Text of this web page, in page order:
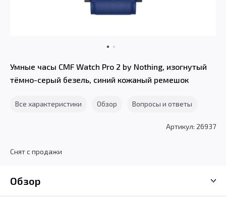
Умные часы CMF Watch Pro 2 by Nothing, изогнутый
тёмно-серый безель, синий кожаный ремешок
Все характеристики Обзор Вопросы и ответы
Артикул: 26937
Снят с продажи
Обзор